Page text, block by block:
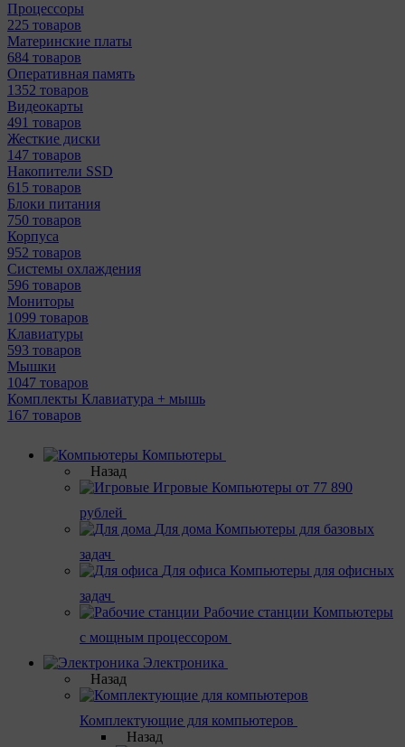
Процессоры
225 товаров
Материнcкие платы
684 товаров
Оперативная память
1352 товаров
Видеокарты
491 товаров
Жесткие диски
147 товаров
Накопители SSD
615 товаров
Блоки питания
750 товаров
Корпуса
952 товаров
Системы охлаждения
596 товаров
Мониторы
1099 товаров
Клавиатуры
593 товаров
Мышки
1047 товаров
Комплекты Клавиатура + мышь
167 товаров
Компьютеры
Назад
Игровые Компьютеры от 77 890
рублей
Для дома Компьютеры для базовых
задач
Для офиса Компьютеры для офисных
задач
Рабочие станции Компьютеры
с мощным процессором
Электроника
Назад
Комплектующие для компьютеров
Назад